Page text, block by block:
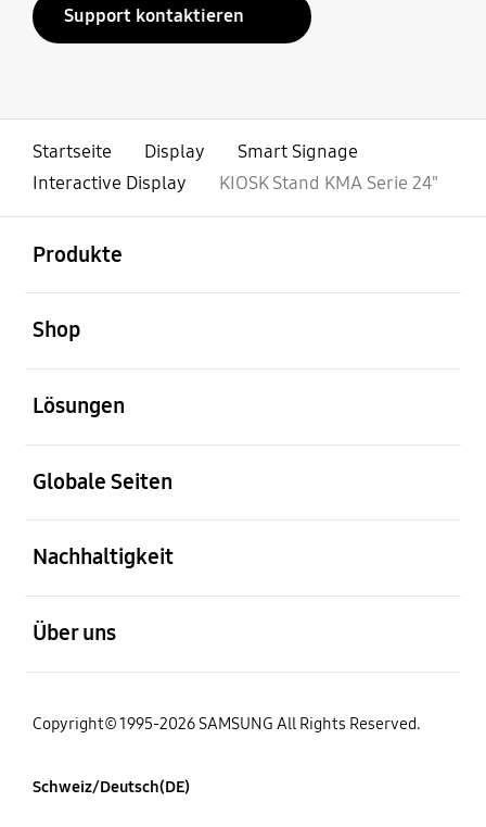
Support kontaktieren
Startseite Display
Smart Signage
Interactive Display
KIOSK Stand KMA Serie 24"
Produkte
Shop
Lösungen
Globale Seiten
Nachhaltigkeit
Über uns
Copyright© 1995-2026 SAMSUNG All Rights Reserved.
Schweiz/Deutsch(DE)